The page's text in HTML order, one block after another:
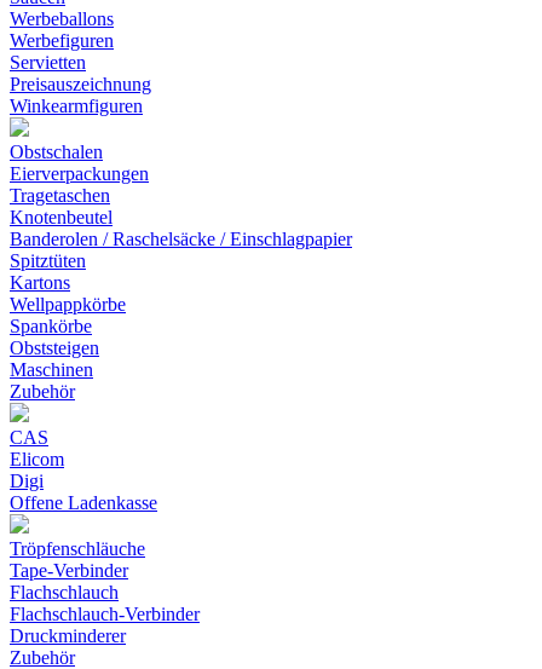
Werbeballons
Werbefiguren
Servietten
Preisauszeichnung
Winkearmfiguren
Obstschalen
Eierverpackungen
Tragetaschen
Knotenbeutel
Banderolen / Raschelsäcke / Einschlagpapier
Spitztüten
Kartons
Wellpappkörbe
Spankörbe
Obststeigen
Maschinen
Zubehör
CAS
Elicom
Digi
Offene Ladenkasse
Tröpfenschläuche
Tape-Verbinder
Flachschlauch
Flachschlauch-Verbinder
Druckminderer
Zubehör